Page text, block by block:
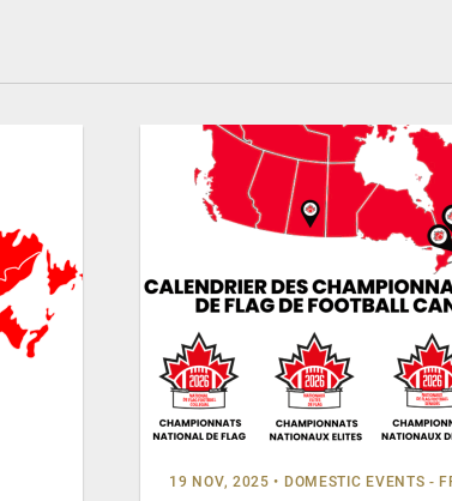
19 NOV, 2025 • DOMESTIC EVENTS -